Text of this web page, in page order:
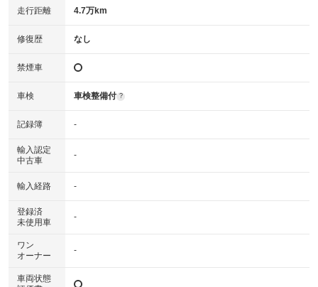
走行距離 4.7万km
修復歴 なし
禁煙車
車検 車検整備付 ?
記録簿 -
輸入認定
中古車
-
輸入経路 -
登録済
未使用車
-
ワン
オーナー
-
車両状態